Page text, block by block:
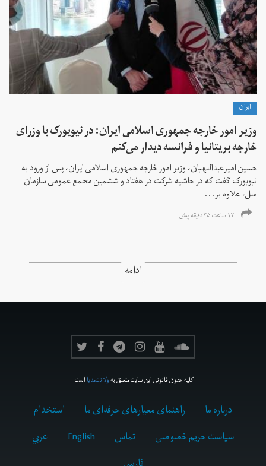
ايران
وزیر امور خارجه جمهوری اسلامی ایران: در نیویورک با وزرای
خارجه بریتانیا و فرانسه دیدار می‌کنم
حسین امیرعبداللهیان، وزیر امور خارجه جمهوری اسلامی ایران، پس از ورود به
نیویورک گفت که در حاشیه شرکت در هفتاد و ششمین مجمع عمومی سازمان
ملل، علاوه بر...
۱۲ ساعت ۳۵ دقیقه پیش
ادامه
کلیه حقوق قانونی این سایت متعلق بهولانت‌مدیااست.
درباره ما راهنمای معیارهای حرفه‌ای ما
استخدام
سیاست حریم خصوصی
تماس English
عربي